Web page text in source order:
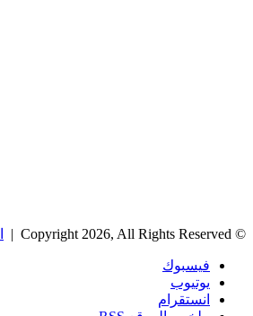
© Copyright 2026, All Rights Reserved |
فيسبوك
يوتيوب
انستقرام